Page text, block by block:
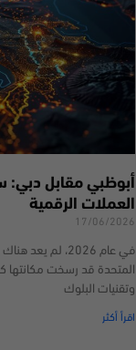
أبوظبي مقابل دبي:
العملات الرقمية
17/06/2026
في عام 2026، لم
المتحدة قد رسخت مكانتها
وتقنيات البلوك
اقرأ أكثر